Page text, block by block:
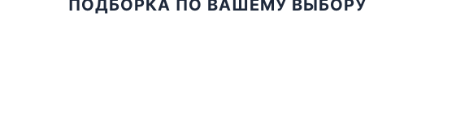
ПОДБОРКА ПО ВАШЕМУ ВЫБОРУ